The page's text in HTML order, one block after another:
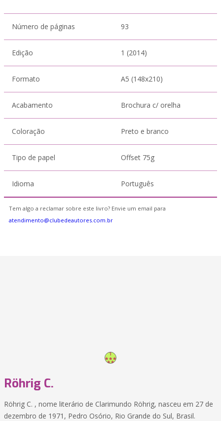
Número de páginas 93
Edição 1 (2014)
Formato A5 (148x210)
Acabamento Brochura c/ orelha
Coloração Preto e branco
Tipo de papel Offset 75g
Idioma Português
Tem algo a reclamar sobre este livro? Envie um email para
atendimento@clubedeautores.com.br
Röhrig C.
Röhrig C. , nome literário de Clarimundo Röhrig, nasceu em 27 de
dezembro de 1971, Pedro Osório, Rio Grande do Sul, Brasil.